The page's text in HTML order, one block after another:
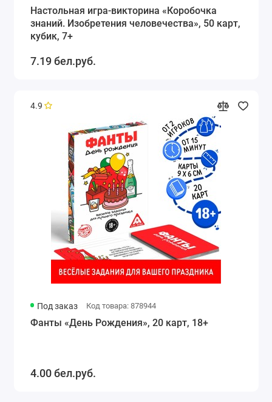
Настольная игра-викторина «Коробочка
знаний. Изобретения человечества», 50 карт,
кубик, 7+
7.19 бел.руб.
4.9
Под заказ Код товара: 878944
Фанты «День Рождения», 20 карт, 18+
4.00 бел.руб.